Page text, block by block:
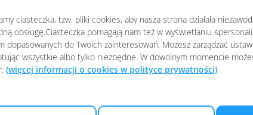
ciasteczka, tzw. pliki cookies, aby nasza strona działała
obsługę.Ciasteczka pomagają nam też w wyświetlaniu
dopasowanych do Twoich zainteresowań. Możesz zarządzać
wszystkie albo tylko niezbędne. W dowolnym momencie
(więcej informacji o cookies w polityce prywatności)
WINDOWS XP